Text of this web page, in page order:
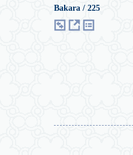
Bakara / 225